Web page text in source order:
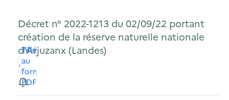
Décret n° 2022-1213 du 02/09/22 portant
création de la réserve naturelle nationale
d'Arjuzanx (Landes)
Télécharger
au
format
PDF